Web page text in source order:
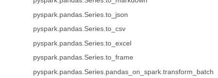
pyspark.pandas.Series.to_json
pyspark.pandas.Series.to_csv
pyspark.pandas.Series.to_excel
pyspark.pandas.Series.to_frame
pyspark.pandas.Series.pandas_on_spark.transform_batch